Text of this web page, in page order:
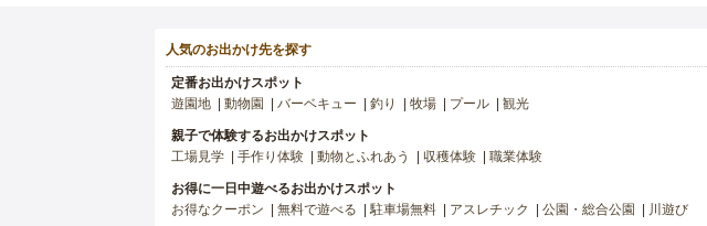
人気のお出かけ先を探す
定番お出かけスポット
遊園地
動物園 バーベキュー 釣り 牧場 プール 観光
親子で体験するお出かけスポット
工場見学
手作り体験 動物とふれあう 収穫体験 職業体験
お得に一日中遊べるお出かけスポット
お得なクーポン
無料で遊べる 駐車場無料 アスレチック 公園・総合公園 川遊び